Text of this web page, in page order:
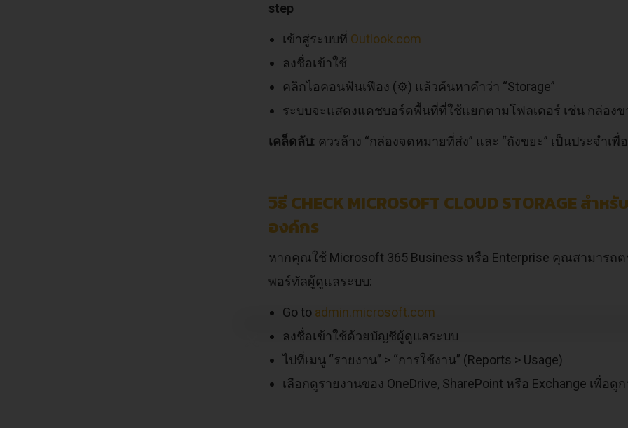
step
เข้าสู่ระบบที่ Outlook.com
ลงชื่อเข้าใช้
คลิกไอคอนฟันเฟือง (⚙️) แล้วค้นหาคำว่า “Storage”
ระบบจะแสดงแดชบอร์ดพื้นที่ที่ใช้แยกตามโฟลเดอร์ เช่น กล่องข
เคล็ดลับ: ควรล้าง “กล่องจดหมายที่ส่ง” และ “ถังขยะ” เป็นประจำเ
วิธี CHECK MICROSOFT CLOUD STORAGE สำ
องค์กร
หากคุณใช้ Microsoft 365 Business หรือ Enterprise คุณสามารถ
พอร์ทัลผู้ดูแลระบบ:
Go to admin.microsoft.com
ลงชื่อเข้าใช้ด้วยบัญชีผู้ดูแลระบบ
ไปที่เมนู “รายงาน” > “การใช้งาน” (Reports > Usage)
เลือกดูรายงานของ OneDrive, SharePoint หรือ Exchange เพื่อ